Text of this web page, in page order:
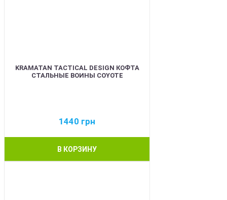
KRAMATAN TACTICAL DESIGN КОФТА
СТАЛЬНЫЕ ВОИНЫ COYOTE
1440 грн
В КОРЗИНУ